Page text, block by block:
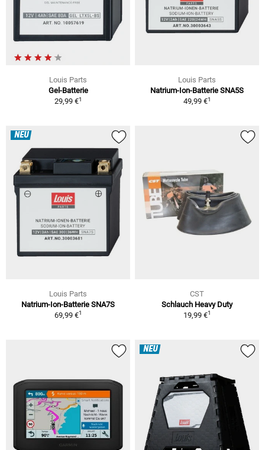
Louis Parts
Gel-Batterie
29,99 €1
Louis Parts
Natrium-Ion-Batterie SNA5S
49,99 €1
NEU
Louis Parts
Natrium-Ion-Batterie SNA7S
69,99 €1
CST
Schlauch Heavy Duty
19,99 €1
NEU